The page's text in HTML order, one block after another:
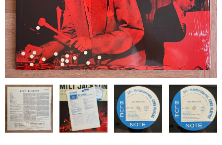
GG RECORD （当店のレーベル）
全商品
JAZZ-US
BLUE NOTE
JAZZ-EU
JAZZ-JP